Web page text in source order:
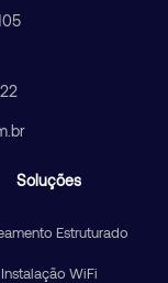
Soluções
Estruturado
Instalação WiFi